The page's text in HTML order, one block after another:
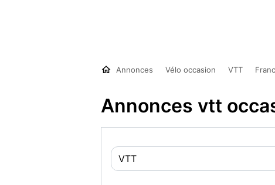
Annonces Vélo occasion VTT
Annonces vtt